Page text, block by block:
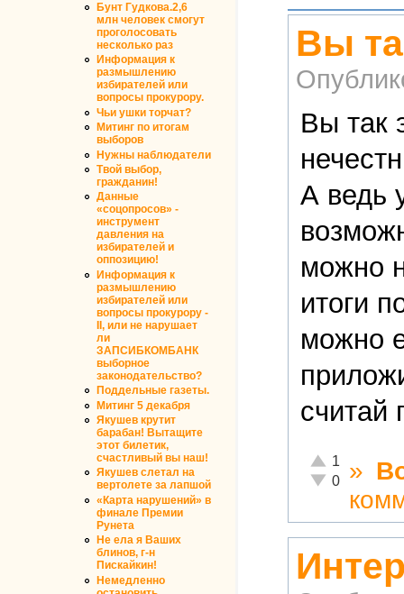
Бунт Гудкова.2,6
млн человек смогут
проголосовать
несколько раз
Информация к
размышлению
избирателей или
вопросы прокурору.
Чьи ушки торчат?
Митинг по итогам
выборов
Нужны наблюдатели
Твой выбор,
гражданин!
Данные
«соцопросов» -
инструмент
давления на
избирателей и
оппозицию!
Информация к
размышлению
избирателей или
вопросы прокурору -
II, или не нарушает
ли
ЗАПСИБКОМБАНК
выборное
законодательство?
Поддельные газеты.
Митинг 5 декабря
Якушев крутит
барабан! Вытащите
этот билетик,
счастливый вы наш!
Якушев слетал на
вертолете за лапшой
«Карта нарушений» в
финале Премии
Рунета
Не ела я Ваших
блинов, г-н
Пискайкин!
Немедленно
Вы
Вы так
А ведь
можно
итоги
можно
считай
Отлично!
1
Неадекватно!
0 »